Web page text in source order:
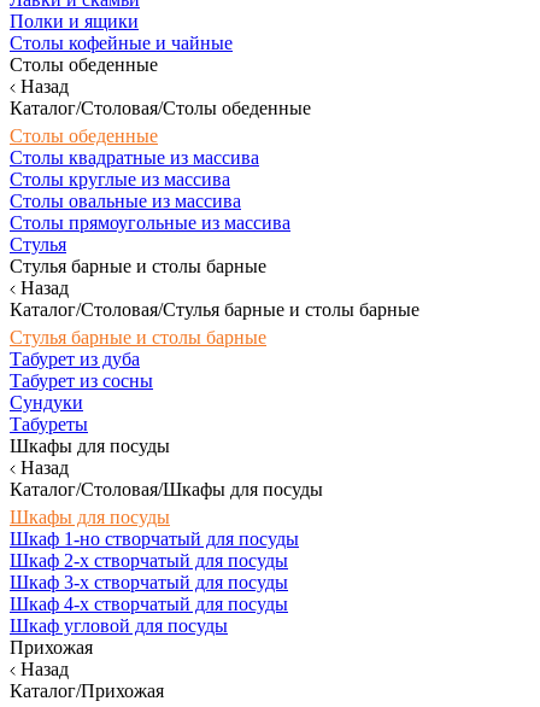
Полки и ящики
Столы кофейные и чайные
Столы обеденные
Назад
Каталог/Столовая/Столы обеденные
Столы обеденные
Столы квадратные из массива
Столы круглые из массива
Столы овальные из массива
Столы прямоугольные из массива
Стулья
Стулья барные и столы барные
Назад
Каталог/Столовая/Стулья барные и столы барные
Стулья барные и столы барные
Табурет из дуба
Табурет из сосны
Сундуки
Табуреты
Шкафы для посуды
Назад
Каталог/Столовая/Шкафы для посуды
Шкафы для посуды
Шкаф 1-но створчатый для посуды
Шкаф 2-х створчатый для посуды
Шкаф 3-х створчатый для посуды
Шкаф 4-х створчатый для посуды
Шкаф угловой для посуды
Прихожая
Назад
Каталог/Прихожая